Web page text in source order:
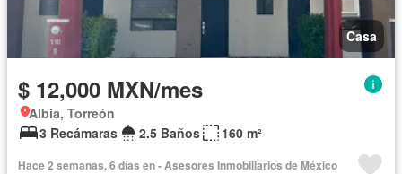
Casa
$ 12,000 MXN/mes
Albia, Torreón
3 Recámaras
2.5 Baños 160 m²
Hace 2 semanas, 6 días en - Asesores Inmobiliarios de México